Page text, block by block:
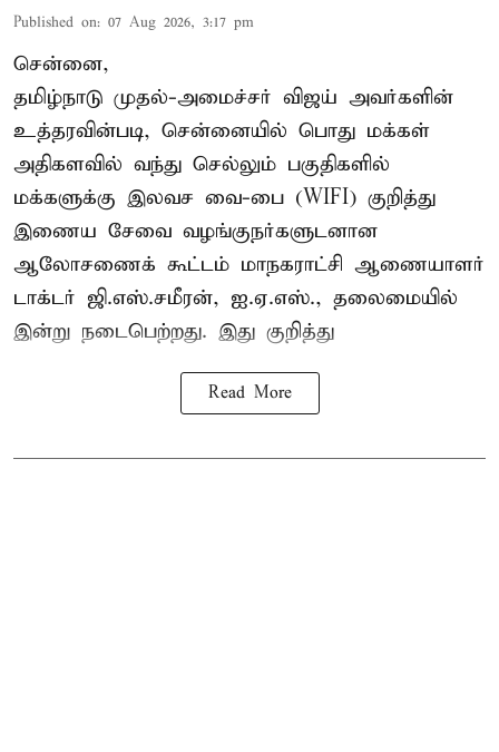
Published on: 07 Aug 2026, 3:17 pm
சென்னை,
தமிழ்நாடு முதல்-அமைச்சர் விஜய் அவர்களின்
உத்தரவின்படி, சென்னையில் பொது மக்கள்
அதிகளவில் வந்து செல்லும் பகுதிகளில்
மக்களுக்கு இலவச வை-பை (WIFI) குறித்து
இணைய சேவை வழங்குநர்களுடனான
ஆலோசணைக் கூட்டம் மாநகராட்சி ஆணையாளர்
டாக்டர் ஜி.எஸ்.சமீரன், ஐ.ஏ.எஸ்., தலைமையில்
இன்று நடைபெற்றது. இது குறித்து
Read More